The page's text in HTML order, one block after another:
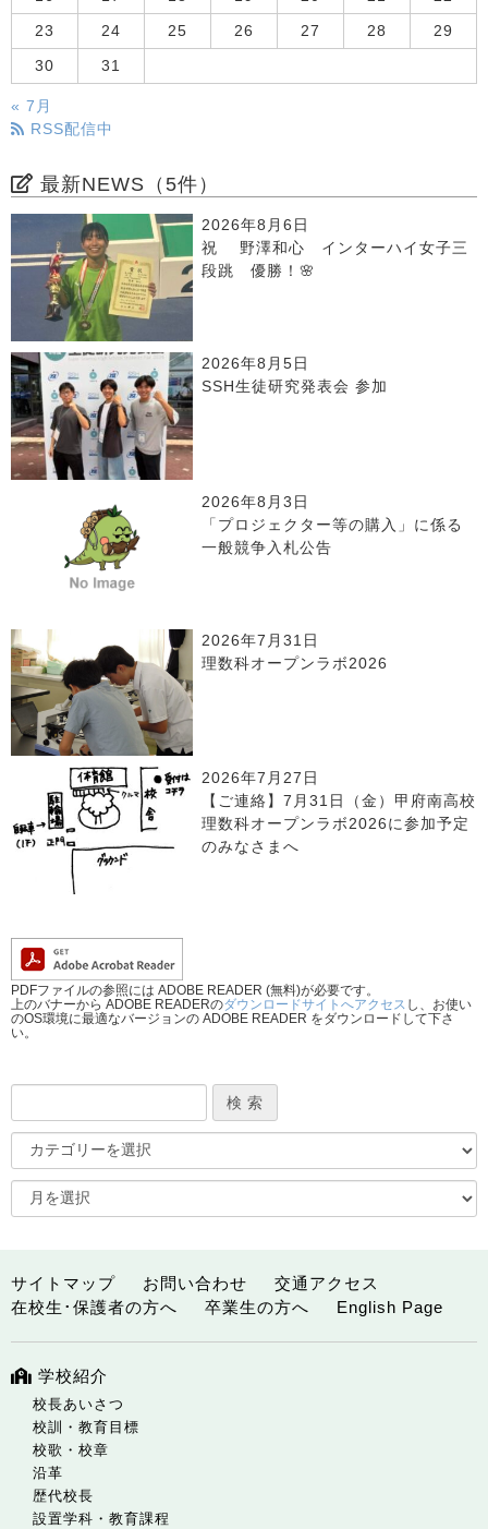
23 24 25 26 27 28 29
30 31
« 7月
RSS配信中
最新NEWS（5件）
2026年8月6日
祝 野澤和心 インターハイ女子三
段跳 優勝！🌸
2026年8月5日
SSH生徒研究発表会 参加
2026年8月3日
「プロジェクター等の購入」に係る
一般競争入札公告
2026年7月31日
理数科オープンラボ2026
2026年7月27日
【ご連絡】7月31日（金）甲府南高校
理数科オープンラボ2026に参加予定
のみなさまへ
PDFファイルの参照には ADOBE READER (無料)が必要です。
上のバナーから ADOBE READERのダウンロードサイトへアクセス し、お使い
のOS環境に最適なバージョンの ADOBE READER をダウンロードして下さ
い。
サイトマップ お問い合わせ
交通アクセス
在校生･保護者の方へ
卒業生の方へ English Page
学校紹介
校長あいさつ
校訓・教育目標
校歌・校章
沿革
歴代校長
設置学科・教育課程